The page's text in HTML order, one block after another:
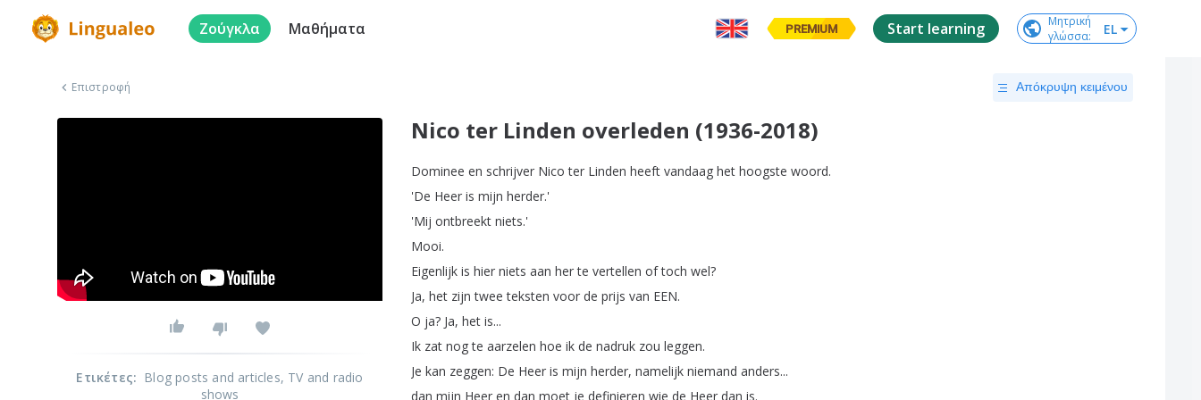
Ζούγκλα Μαθήματα PREMIUM Start learning
Μητρική
γλώσσα: EL
Επιστροφή Απόκρυψη κειμένου
Nico ter Linden overleden (1936-2018)
Dominee en schrijver Nico ter Linden heeft vandaag het hoogste woord.
'De Heer is mijn herder.'
'Mij ontbreekt niets.'
Mooi.
Eigenlijk is hier niets aan her te vertellen of toch wel?
Ja, het zijn twee teksten voor de prijs van EEN.
O ja? Ja, het is...
Ik zat nog te aarzelen hoe ik de nadruk zou leggen.
Je kan zeggen: De Heer is mijn herder, namelijk niemand anders...
dan mijn Heer en dan moet je definieren wie de Heer dan is.
Ετικέτες: Blog posts and articles, TV and radio
shows